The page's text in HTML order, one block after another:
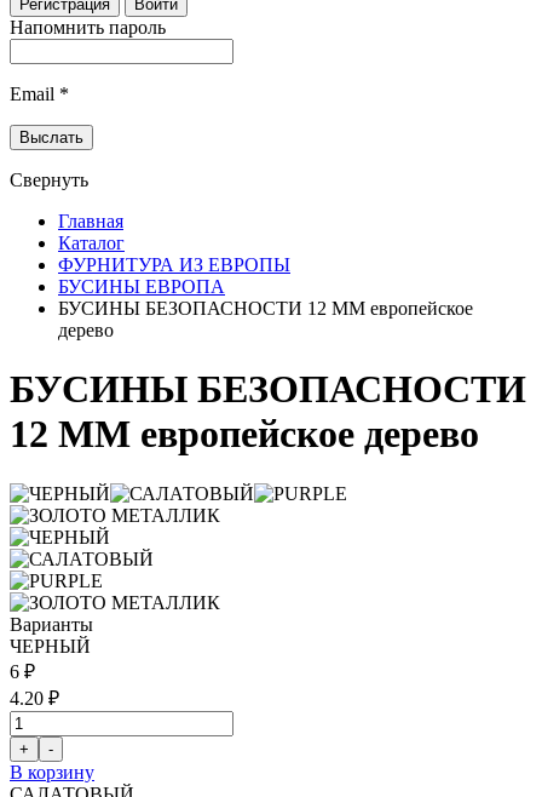
Напомнить пароль
Email *
Свернуть
Главная
Каталог
ФУРНИТУРА ИЗ ЕВРОПЫ
БУСИНЫ ЕВРОПА
БУСИНЫ БЕЗОПАСНОСТИ 12 ММ европейское
дерево
БУСИНЫ БЕЗОПАСНОСТИ
12 ММ европейское дерево
Варианты
ЧЕРНЫЙ
6 ₽
4.20 ₽
В корзину